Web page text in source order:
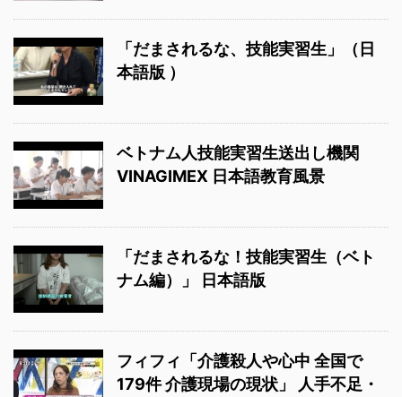
「だまされるな、技能実習生」（日
本語版 ）
ベトナム人技能実習生送出し機関
VINAGIMEX 日本語教育風景
「だまされるな！技能実習生（ベト
ナム編）」 日本語版
フィフィ「介護殺人や心中 全国で
179件 介護現場の現状」 人手不足・